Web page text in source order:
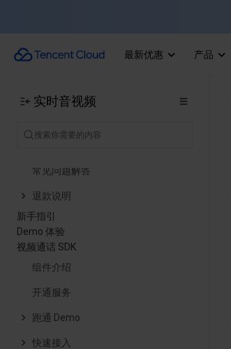
最新优惠 产品
实时音视频
音视频通话时长包
常见问题解答
退款说明
新手指引
Demo 体验
视频通话 SDK
组件介绍
开通服务
跑通 Demo
快速接入